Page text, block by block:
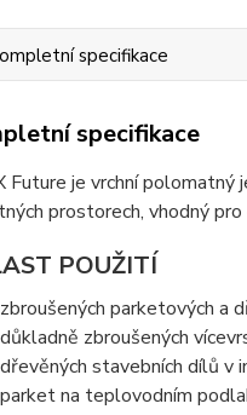
specifikace
specifikace
Future je vrchní polomatný
prostorech, vhodný
POUŽITÍ
zbroušených parketových a
důkladně zbroušených
dřevěných stavebních dílů v
parket na teplovodním